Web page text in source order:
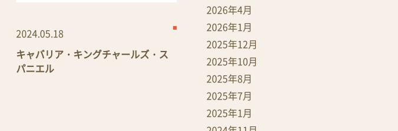
2024.05.18
キャバリア・キングチャールズ・ス
パニエル
2026年4月
2026年1月
2025年12月
2025年10月
2025年8月
2025年7月
2025年1月